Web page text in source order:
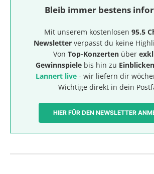
Bleib immer bestens
Mit unserem kostenlosen 95.5
Newsletterverpasst du keine
Von Top-Konzerten über
Gewinnspiele bis hin zu
Lannert live- wir liefern dir
Wichtige direkt in dein
HIER FÜR DEN NEWSLETTER